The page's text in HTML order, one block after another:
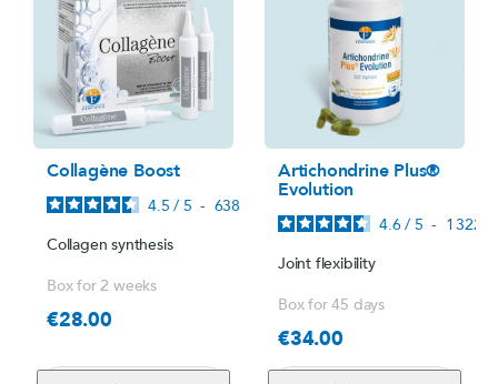
Collagène Boost
4.5 / 5 - 638
Collagen synthesis
Box for 2 weeks
Price
€28.00
Artichondrine Plus®
Evolution
4.6 / 5 - 1 322
Joint flexibility
Box for 45 days
Price
€34.00